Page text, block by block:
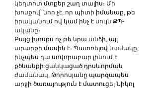
կեղտոտ մտքեր շաղ տալիս։ Մի
խոսքով՝ նոր չէ, որ պիտի իմանաք, թե
իրականում ով կամ ինչ է սույն ՔՊ-
ականը։
Բայց խոսքս ոչ թե նրա անձի, այլ
արարքի մասին է։ Պատռելով նամակը,
ինչպես դա սովորաբար լինում է
քծնանքի ցանկացած դրսևորման
ժամանակ, Թորոսյանը պարզապես
արջի ծառայություն է մատուցել Նիկոլ